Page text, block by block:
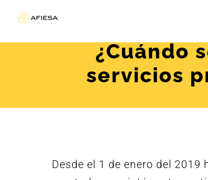
contenido
¿Cuándo
servicios
Desde el 1 de enero del